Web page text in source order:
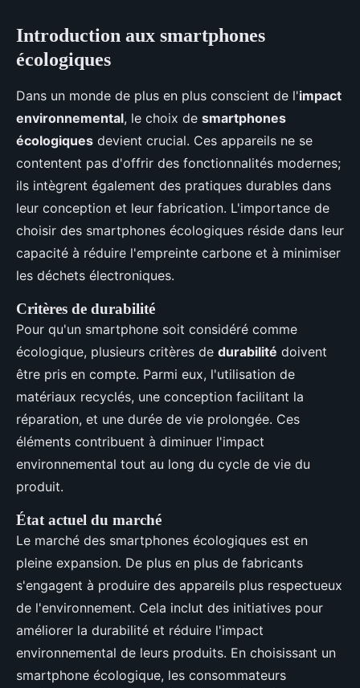
Introduction aux smartphones
écologiques
Dans un monde de plus en plus conscient de l'impact
environnemental, le choix de smartphones
écologiques devient crucial. Ces appareils ne se
contentent pas d'offrir des fonctionnalités modernes;
ils intègrent également des pratiques durables dans
leur conception et leur fabrication. L'importance de
choisir des smartphones écologiques réside dans leur
capacité à réduire l'empreinte carbone et à minimiser
les déchets électroniques.
Critères de durabilité
Pour qu'un smartphone soit considéré comme
écologique, plusieurs critères de durabilité doivent
être pris en compte. Parmi eux, l'utilisation de
matériaux recyclés, une conception facilitant la
réparation, et une durée de vie prolongée. Ces
éléments contribuent à diminuer l'impact
environnemental tout au long du cycle de vie du
produit.
État actuel du marché
Le marché des smartphones écologiques est en
pleine expansion. De plus en plus de fabricants
s'engagent à produire des appareils plus respectueux
de l'environnement. Cela inclut des initiatives pour
améliorer la durabilité et réduire l'impact
environnemental de leurs produits. En choisissant un
smartphone écologique, les consommateurs